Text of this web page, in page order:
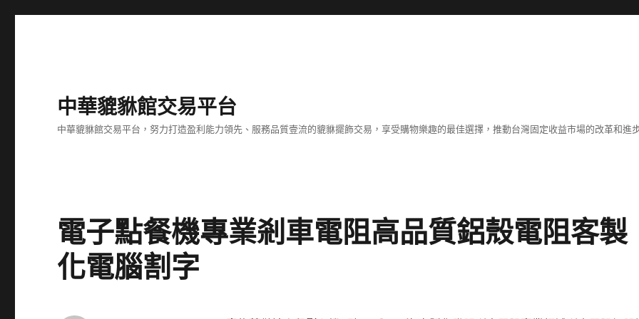
中華貔貅館交易平台
中華貔貅館交易平台，努力打造盈利能力領先、服務品質壹流的貔貅擺飾交易，享受購物樂趣的最佳選擇，推動台灣固定收益市場的改革和進
電子點餐機專業剎車電阻高品質鋁殼電阻客製
化電腦割字